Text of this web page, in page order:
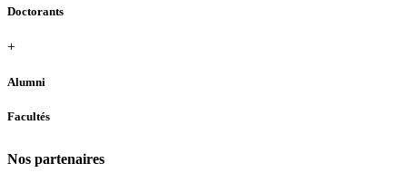
Doctorants
+
Alumni
Facultés
Nos partenaires